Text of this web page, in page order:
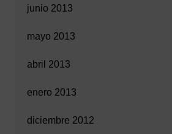
junio 2013
mayo 2013
abril 2013
enero 2013
diciembre 2012